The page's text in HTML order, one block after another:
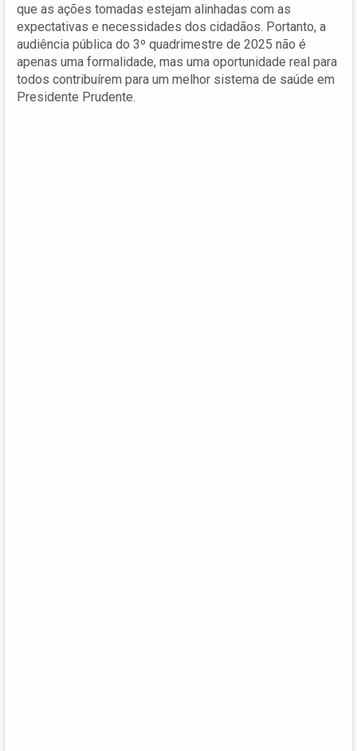
que as ações tomadas estejam alinhadas com as
expectativas e necessidades dos cidadãos. Portanto, a
audiência pública do 3º quadrimestre de 2025 não é
apenas uma formalidade, mas uma oportunidade real para
todos contribuírem para um melhor sistema de saúde em
Presidente Prudente.